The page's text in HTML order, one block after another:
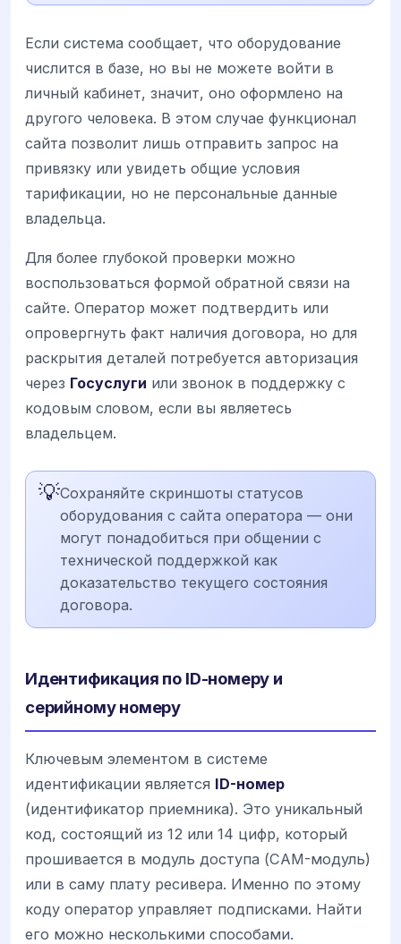
Если система сообщает, что оборудование
числится в базе, но вы не можете войти в
личный кабинет, значит, оно оформлено на
другого человека. В этом случае функционал
сайта позволит лишь отправить запрос на
привязку или увидеть общие условия
тарификации, но не персональные данные
владельца.
Для более глубокой проверки можно
воспользоваться формой обратной связи на
сайте. Оператор может подтвердить или
опровергнуть факт наличия договора, но для
раскрытия деталей потребуется авторизация
через Госуслуги или звонок в поддержку с
кодовым словом, если вы являетесь
владельцем.
💡Сохраняйте скриншоты статусов
оборудования с сайта оператора — они
могут понадобиться при общении с
технической поддержкой как
доказательство текущего состояния
договора.
Идентификация по ID-номеру и
серийному номеру
Ключевым элементом в системе
идентификации является ID-номер
(идентификатор приемника). Это уникальный
код, состоящий из 12 или 14 цифр, который
прошивается в модуль доступа (CAM-модуль)
или в саму плату ресивера. Именно по этому
коду оператор управляет подписками. Найти
его можно несколькими способами.